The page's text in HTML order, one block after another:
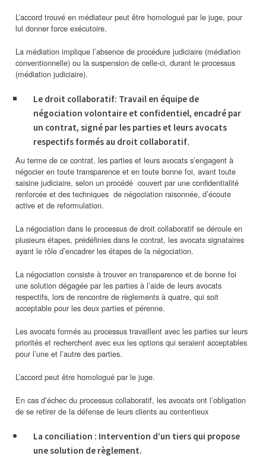
L’accord trouvé en médiateur peut être homologué par le juge, pour
lui donner force exécutoire.
La médiation implique l’absence de procédure judiciaire (médiation
conventionnelle) ou la suspension de celle-ci, durant le processus
(médiation judiciaire).
Le droit collaboratif: Travail en équipe de
négociation volontaire et confidentiel, encadré par
un contrat, signé par les parties et leurs avocats
respectifs formés au droit collaboratif.
Au terme de ce contrat, les parties et leurs avocats s’engagent à
négocier en toute transparence et en toute bonne foi, avant toute
saisine judiciaire, selon un procédé couvert par une confidentialité
renforcée et des techniques de négociation raisonnée, d’écoute
active et de reformulation.
La négociation dans le processus de droit collaboratif se déroule en
plusieurs étapes, prédéfinies dans le contrat, les avocats signataires
ayant le rôle d’encadrer les étapes de la négociation.
La négociation consiste à trouver en transparence et de bonne foi
une solution dégagée par les parties à l’aide de leurs avocats
respectifs, lors de rencontre de règlements à quatre, qui soit
acceptable pour les deux parties et pérenne.
Les avocats formés au processus travaillent avec les parties sur leurs
priorités et recherchent avec eux les options qui seraient acceptables
pour l’une et l’autre des parties.
L’accord peut être homologué par le juge.
En cas d’échec du processus collaboratif, les avocats ont l’obligation
de se retirer de la défense de leurs clients au contentieux
La conciliation : Intervention d’un tiers qui propose
une solution de règlement.